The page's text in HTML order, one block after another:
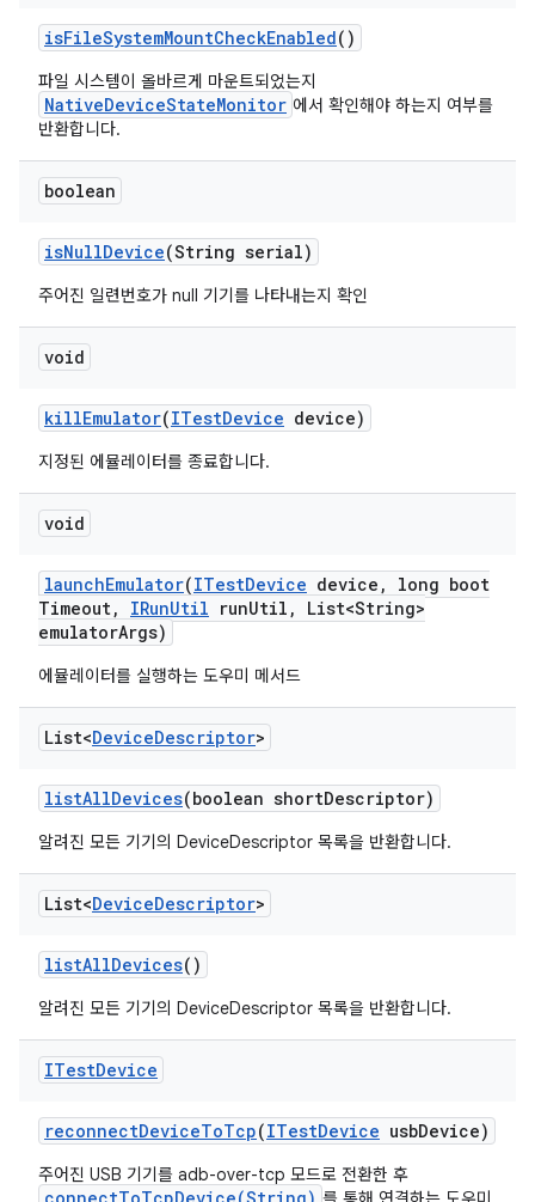
isFileSystemMountCheckEnabled()
파일 시스템이 올바르게 마운트되었는지
NativeDeviceStateMonitor 에서 확인해야 하는지 여부를
반환합니다.
boolean
isNullDevice(String serial)
주어진 일련번호가 null 기기를 나타내는지 확인
void
killEmulator(ITestDevice device)
지정된 에뮬레이터를 종료합니다.
void
launchEmulator(ITestDevice device ,
long boot
Timeout, IRunUtil runUtil ,
List<String>
emulatorArgs)
에뮬레이터를 실행하는 도우미 메서드
List<DeviceDescriptor>
listAllDevices(boolean shortDescriptor)
알려진 모든 기기의 DeviceDescriptor 목록을 반환합니다.
List<DeviceDescriptor>
listAllDevices()
알려진 모든 기기의 DeviceDescriptor 목록을 반환합니다.
ITestDevice
reconnectDeviceToTcp(ITestDevice usbDevice)
주어진 USB 기기를 adb-over-tcp 모드로 전환한 후